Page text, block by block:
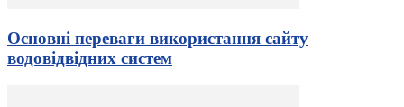
Основні переваги використання сайту
водовідвідних систем